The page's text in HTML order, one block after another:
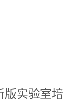
版实验室培